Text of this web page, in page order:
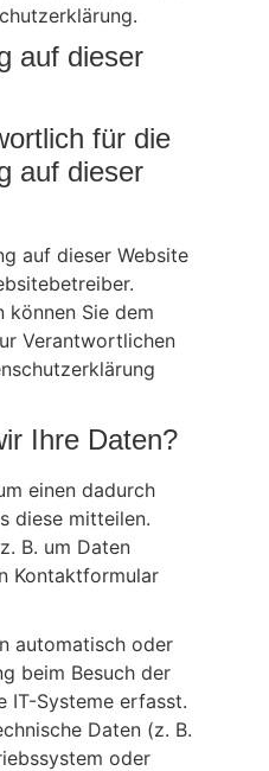
auf dieser
für die
auf dieser
auf dieser Website
können Sie dem
Verantwortlichen
Ihre Daten?
einen dadurch
diese mitteilen.
B. um Daten
Kontaktformular
automatisch oder
beim Besuch der
IT-Systeme erfasst.
Daten (z. B.
oder